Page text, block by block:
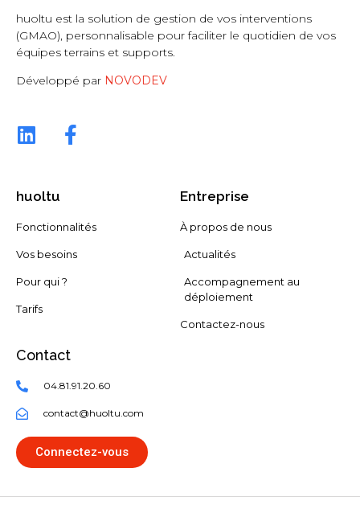
huoltu est la solution de gestion de vos interventions
(GMAO), personnalisable pour faciliter le quotidien de vos
équipes terrains et supports.
Développé par NOVODEV
huoltu
Fonctionnalités
Vos besoins
Pour qui ?
Tarifs
Entreprise
À propos de nous
Actualités
Accompagnement au
déploiement
Contactez-nous
Contact
04.81.91.20.60
contact@huoltu.com​
Connectez-vous